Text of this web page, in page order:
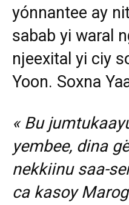
yónnantee ay
sabab yi waral
njeexital yi ciy
Yoon. Soxna
« Bu
yembee, dina
nekkiinu saa-
ca kasoy